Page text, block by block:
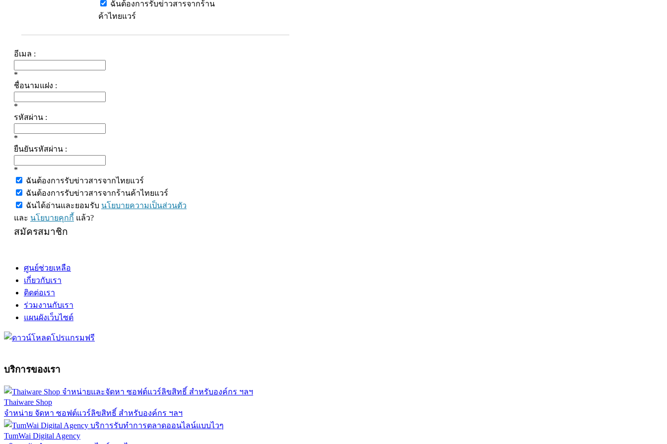
ฉันต้องการรับข่าวสารจากร้าน
ค้าไทยแวร์
อีเมล :
*
ชื่อนามแฝง :
*
รหัสผ่าน :
*
ยืนยันรหัสผ่าน :
*
ฉันต้องการรับข่าวสารจากไทยแวร์
ฉันต้องการรับข่าวสารจากร้านค้าไทยแวร์
ฉันได้อ่านและยอมรับ นโยบายความเป็นส่วนตัว
และ นโยบายคุกกี้ แล้ว?
สมัครสมาชิก
ศูนย์ช่วยเหลือ
เกี่ยวกับเรา
ติดต่อเรา
ร่วมงานกับเรา
แผนผังเว็บไซต์
บริการของเรา
Thaiware Shop
จำหน่าย จัดหา ซอฟต์แวร์ลิขสิทธิ์ สำหรับองค์กร ฯลฯ
TumWai Digital Agency